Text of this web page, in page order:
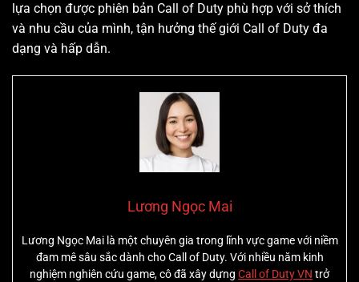
lựa chọn được phiên bản Call of Duty phù hợp với sở thích
và nhu cầu của mình, tận hưởng thế giới Call of Duty đa
dạng và hấp dẫn.
Lương Ngọc Mai
Lương Ngọc Mai là một chuyên gia trong lĩnh vực game với niềm
đam mê sâu sắc dành cho Call of Duty. Với nhiều năm kinh
nghiệm nghiên cứu game, cô đã xây dựng Call of Duty VN trở